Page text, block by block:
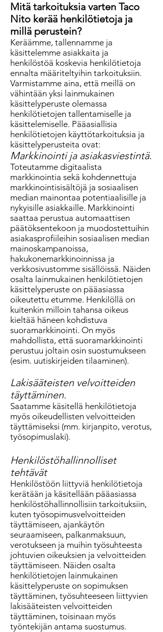
Mitä tarkoituksia varten Taco
Nito kerää henkilötietoja ja
millä perustein?
Keräämme, tallennamme ja
käsittelemme asiakkaita ja
henkilöstöä koskevia henkilötietoja
ennalta määriteltyihin tarkoituksiin.
Varmistamme aina, että meillä on
vähintään yksi lainmukainen
käsittelyperuste olemassa
henkilötietojen tallentamiselle ja
käsittelemiselle. Pääasiallisia
henkilötietojen käyttötarkoituksia ja
käsittelyperusteita ovat:
Markkinointi ja asiakasviestintä.
Toteutamme digitaalista
markkinointia sekä kohdennettuja
markkinointisisältöjä ja sosiaalisen
median mainontaa potentiaalisille ja
nykyisille asiakkaille. Markkinointi
saattaa perustua automaattisen
päätöksentekoon ja muodostettuihin
asiakasprofiileihin sosiaalisen median
mainoskampanoissa,
hakukonemarkkinoinnissa ja
verkkosivustomme sisällöissä. Näiden
osalta lainmukainen henkilötietojen
käsittelyperuste on pääasiassa
oikeutettu etumme. Henkilöllä on
kuitenkin milloin tahansa oikeus
kieltää häneen kohdistuva
suoramarkkinointi. On myös
mahdollista, että suoramarkkinointi
perustuu joltain osin suostumukseen
(esim. uutiskirjeiden tilaaminen).
Lakisääteisten velvoitteiden
täyttäminen.
Saatamme käsitellä henkilötietoja
myös oikeudellisten velvoitteiden
täyttämiseksi (mm. kirjanpito, verotus,
työsopimuslaki).
Henkilöstöhallinnolliset
tehtävät
Henkilöstöön liittyviä henkilötietoja
kerätään ja käsitellään pääasiassa
henkilöstöhallinnollisiin tarkoituksiin,
kuten työsopimusvelvoitteiden
täyttämiseen, ajankäytön
seuraamiseen, palkanmaksuun,
verotukseen ja muihin työsuhteesta
johtuvien oikeuksien ja velvoitteiden
täyttämiseen. Näiden osalta
henkilötietojen lainmukainen
käsittelyperuste on sopimuksen
täyttäminen, työsuhteeseen liittyvien
lakisääteisten velvoitteiden
täyttäminen, toisinaan myös
työntekijän antama suostumus.